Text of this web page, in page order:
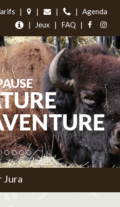
| | | |
Agenda
|
Jeux | FAQ |
Jura